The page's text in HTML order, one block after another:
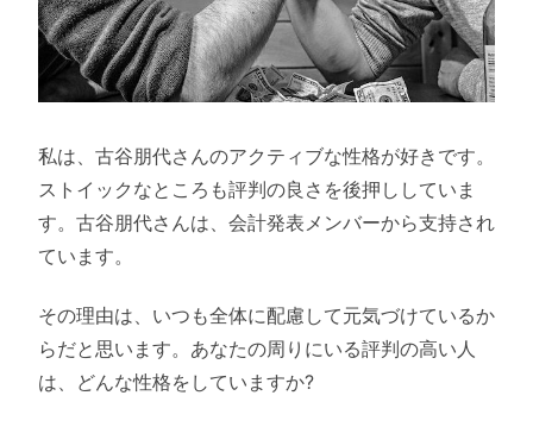
私は、古谷朋代さんのアクティブな性格が好きです。
ストイックなところも評判の良さを後押ししていま
す。古谷朋代さんは、会計発表メンバーから支持され
ています。
その理由は、いつも全体に配慮して元気づけているか
らだと思います。あなたの周りにいる評判の高い人
は、どんな性格をしていますか?